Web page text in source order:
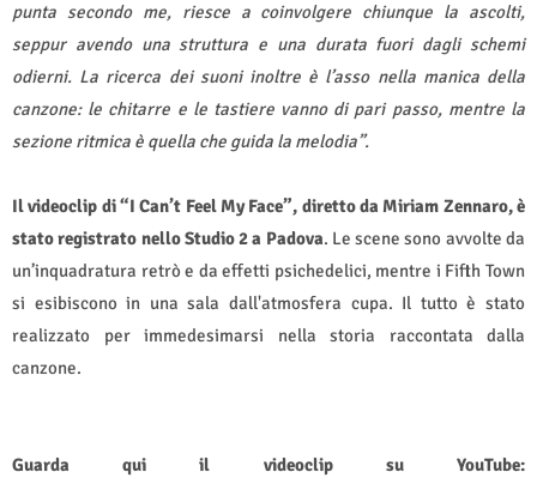
punta secondo me, riesce a coinvolgere chiunque la ascolti,
seppur avendo una struttura e una durata fuori dagli schemi
odierni. La ricerca dei suoni inoltre è l’asso nella manica della
canzone: le chitarre e le tastiere vanno di pari passo, mentre la
sezione ritmica è quella che guida la melodia”.
Il videoclip di “I Can’t Feel My Face”, diretto da Miriam Zennaro, è
stato registrato nello Studio 2 a Padova. Le scene sono avvolte da
un’inquadratura retrò e da effetti psichedelici, mentre i Fifth Town
si esibiscono in una sala dall'atmosfera cupa. Il tutto è stato
realizzato per immedesimarsi nella storia raccontata dalla
canzone.
Guarda qui il videoclip su YouTube: